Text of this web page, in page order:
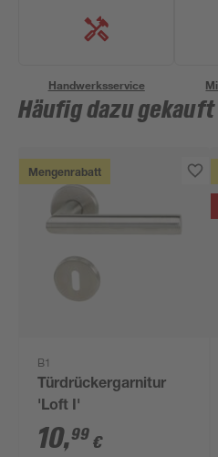
Handwerksservice
Häufig dazu gekauft
Mengenrabatt
B1
Türdrückergarnitur
'Loft I'
10,99 €